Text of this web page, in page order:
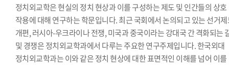
정치외교학은 현실의 정치 현상과 이를 구성하는 제도 및 인간들의 상호
작용에 대해 연구하는 학문입니다. 최근 국회에서 논의되고 있는 선거
개편, 러시아-우크라이나 전쟁, 미국과 중국이라는 강대국 간 격화되는
및 경쟁은 정치외교학과에서 다루는 주요한 연구주제입니다. 한국외대
정치외교학과는 이와 같은 정치 현상에 대한 표면적인 이해를 넘어 이를